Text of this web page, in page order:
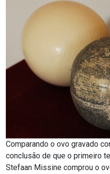
Comparando o ovo gravado
conclusão de que o primeiro
Stefaan Missine comprou o